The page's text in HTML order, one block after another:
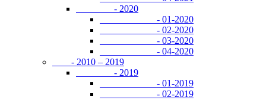
- 2020
- 01-2020
- 02-2020
- 03-2020
- 04-2020
- 2010 – 2019
- 2019
- 01-2019
- 02-2019